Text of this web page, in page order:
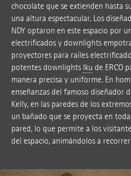
chocolate que se extienden hasta
una altura espectacular. Los
NDY optaron en este espacio por
electrificados y downlights
proyectores para raíles
potentes downlights Iku de ERCO
manera precisa y uniforme. En
enseñanzas del famoso diseñador
Kelly, en las paredes de los
un bañado que se proyecta en
pared, lo que permite a los
del espacio, animándolos a